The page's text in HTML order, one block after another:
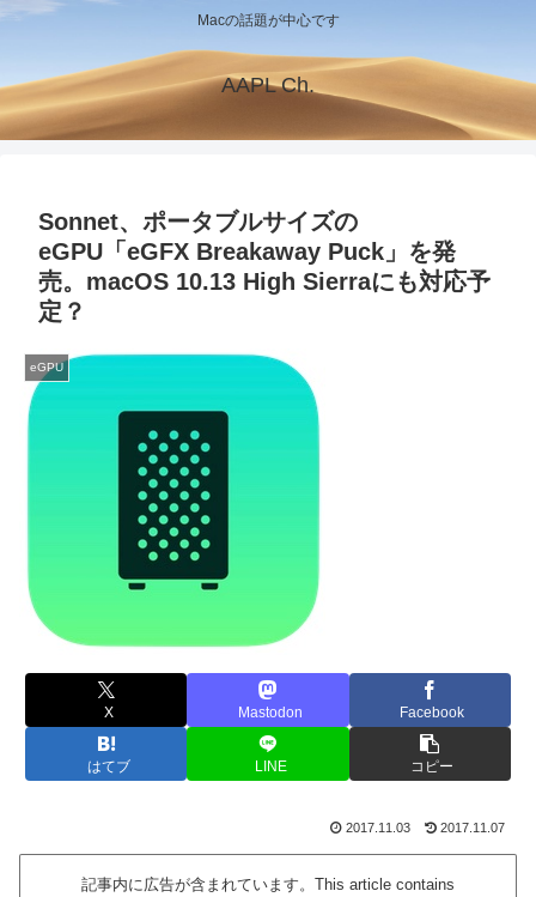
Macの話題が中心です
AAPL Ch.
Sonnet、ポータブルサイズの
eGPU「eGFX Breakaway Puck」を発
売。macOS 10.13 High Sierraにも対応予
定？
eGPU
X Mastodon Facebook
はてブ LINE コピー
2017.11.03 2017.11.07
記事内に広告が含まれています。This article contains